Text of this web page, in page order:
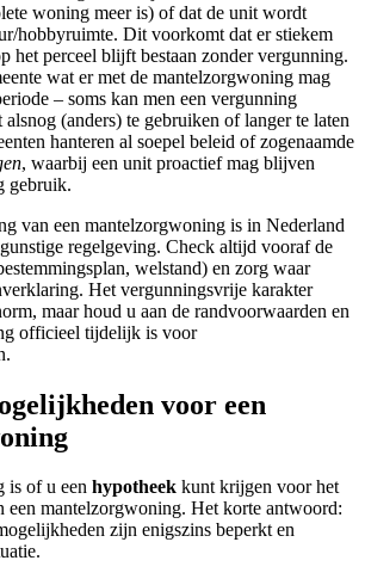
woning meer is) of dat de unit wordt
hobbyruimte. Dit voorkomt dat er stiekem
het perceel blijft bestaan zonder vergunning.
wat er met de mantelzorgwoning mag
– soms kan men een vergunning
(anders) te gebruiken of langer te laten
hanteren al soepel beleid of zogenaamde
, waarbij een unit proactief mag blijven
gebruik.
van een mantelzorgwoning is in Nederland
regelgeving. Check altijd vooraf de
welstand) en zorg waar
Het vergunningsvrije karakter
maar houd u aan de randvoorwaarden en
officieel tijdelijk is voor
voor een
is of u een hypotheek kunt krijgen voor het
een mantelzorgwoning. Het korte antwoord:
zijn enigszins beperkt en